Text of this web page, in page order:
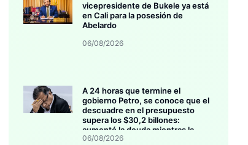
vicepresidente de Bukele ya está
en Cali para la posesión de
Abelardo
06/08/2026
A 24 horas que termine el
gobierno Petro, se conoce que el
descuadre en el presupuesto
supera los $30,2 billones:
aumentó la deuda mientras la
inversión se estanca
06/08/2026